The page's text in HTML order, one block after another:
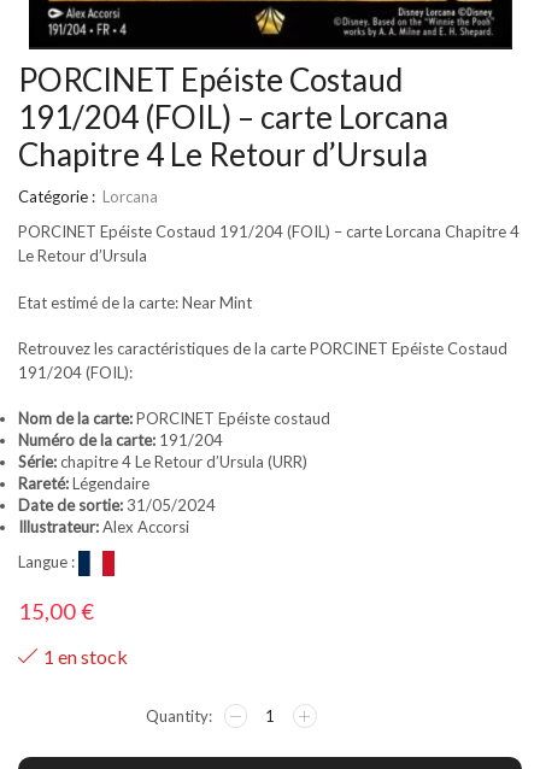
PORCINET Epéiste Costaud
191/204 (FOIL) – carte Lorcana
Chapitre 4 Le Retour d’Ursula
Catégorie : Lorcana
PORCINET Epéiste Costaud 191/204 (FOIL) – carte Lorcana Chapitre 4
Le Retour d’Ursula
Etat estimé de la carte: Near Mint
Retrouvez les caractéristiques de la carte PORCINET Epéiste Costaud
191/204 (FOIL):
Nom de la carte:PORCINET Epéiste costaud
Numéro de la carte: 191/204
Série:chapitre 4 Le Retour d’Ursula (URR)
Rareté:Légendaire
Date de sortie: 31/05/2024
Illustrateur:Alex Accorsi
Langue :
15,00€
1 en stock